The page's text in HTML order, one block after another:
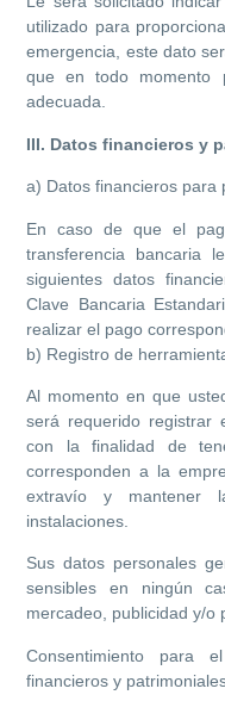
utilizado para
emergencia, este dato
que en todo momento
adecuada.
III. Datos financieros y
a) Datos financieros para
En caso de que el
transferencia bancaria
siguientes datos
Clave Bancaria
realizar el pago
b) Registro de
Al momento en que
será requerido registrar
con la finalidad de
corresponden a la
extravío y mantener
instalaciones.
Sus datos personales
sensibles en ningún
mercadeo, publicidad y/o
Consentimiento para
financieros y